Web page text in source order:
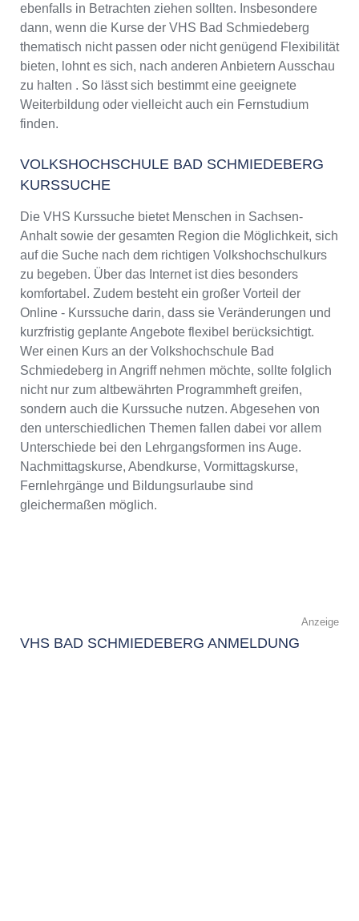
ebenfalls in Betrachten ziehen sollten. Insbesondere
dann, wenn die Kurse der VHS Bad Schmiedeberg
thematisch nicht passen oder nicht genügend Flexibilität
bieten, lohnt es sich, nach anderen Anbietern Ausschau
zu halten . So lässt sich bestimmt eine geeignete
Weiterbildung oder vielleicht auch ein Fernstudium
finden.
VOLKSHOCHSCHULE BAD SCHMIEDEBERG
KURSSUCHE
Die VHS Kurssuche bietet Menschen in Sachsen-
Anhalt sowie der gesamten Region die Möglichkeit, sich
auf die Suche nach dem richtigen Volkshochschulkurs
zu begeben. Über das Internet ist dies besonders
komfortabel. Zudem besteht ein großer Vorteil der
Online - Kurssuche darin, dass sie Veränderungen und
kurzfristig geplante Angebote flexibel berücksichtigt.
Wer einen Kurs an der Volkshochschule Bad
Schmiedeberg in Angriff nehmen möchte, sollte folglich
nicht nur zum altbewährten Programmheft greifen,
sondern auch die Kurssuche nutzen. Abgesehen von
den unterschiedlichen Themen fallen dabei vor allem
Unterschiede bei den Lehrgangsformen ins Auge.
Nachmittagskurse, Abendkurse, Vormittagskurse,
Fernlehrgänge und Bildungsurlaube sind
gleichermaßen möglich.
Anzeige
VHS BAD SCHMIEDEBERG ANMELDUNG